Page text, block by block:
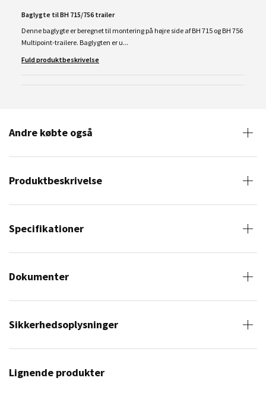
Baglygte til BH 715/756 trailer
Denne baglygte er beregnet til montering på højre side af BH 715 og BH 756
Multipoint-trailere. Baglygten er u...
Fuld produktbeskrivelse
Andre købte også
Produktbeskrivelse
Specifikationer
Dokumenter
Sikkerhedsoplysninger
Lignende produkter